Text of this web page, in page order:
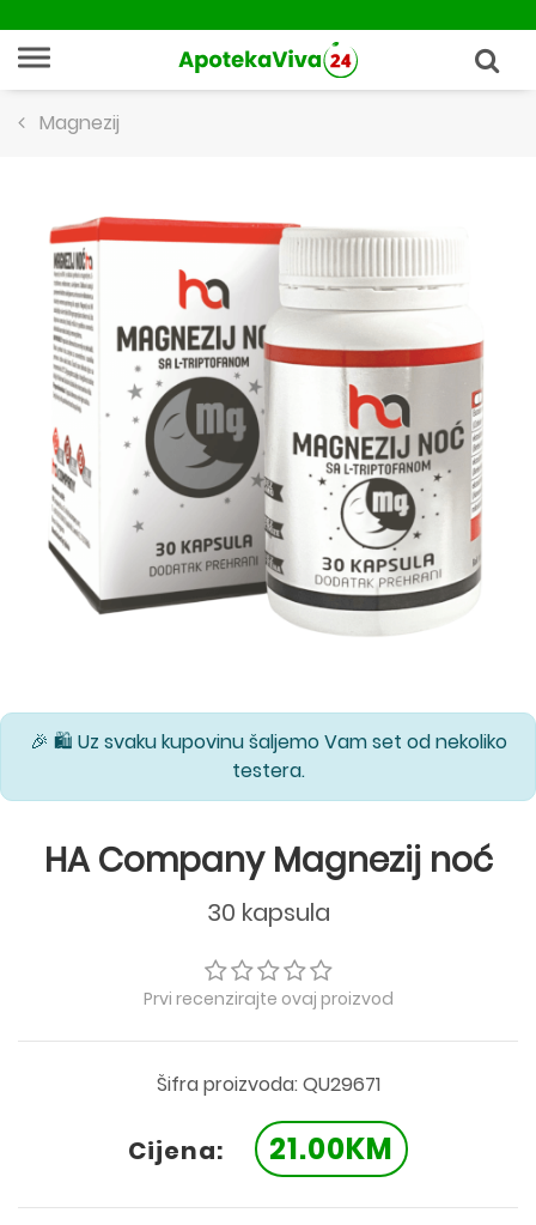
Magnezij
🎉 🛍️ Uz svaku kupovinu šaljemo Vam set od nekoliko
testera.
HA Company Magnezij noć
30 kapsula
Prvi recenzirajte ovaj proizvod
Šifra proizvoda: QU29671
Cijena: 21.00KM